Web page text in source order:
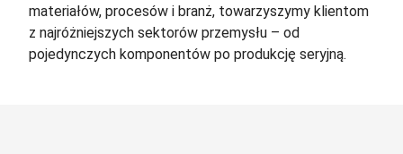
materiałów, procesów i branż, towarzyszymy klientom
z najróżniejszych sektorów przemysłu – od
pojedynczych komponentów po produkcję seryjną.